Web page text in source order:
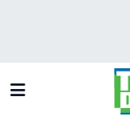
Trafik Durumu